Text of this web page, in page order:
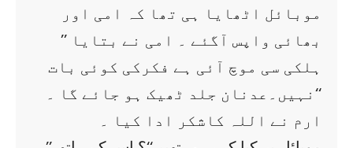
موبائل اٹھایا ہی تھا کہ امی اور
بھائی واپس آگئے ۔ امی نے بتایا ’’
ہلکی سی موچ آئی ہے فکرکی کوئی بات
نہیں۔عدنان جلد ٹھیک ہو جائے گا ۔‘‘
ارم نے اللہ کاشکر ادا کیا ۔